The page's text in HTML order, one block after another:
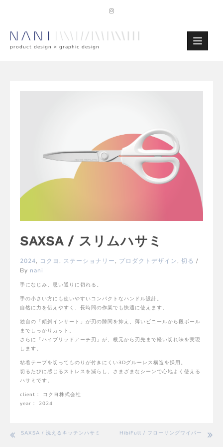
product design × graphic design
SAXSA / スリムハサミ
2024, コクヨ, ステーショナリー, プロダクトデザイン, 切る /
By nani
手になじみ、思い通りに切れる。
手の小さい方にも使いやすいコンパクトなハンドル設計。
自然に力を伝えやすく、長時間の作業でも快適に使えます。
独自の「傾斜インサート」が刃の隙間を抑え、薄いビニールから段ボール
までしっかりカット。
さらに「ハイブリッドアーチ刃」が、根元から刃先まで軽い切れ味を実現
します。
粘着テープを切ってものりが付きにくい3Dグルーレス構造を採用。
切るたびに感じるストレスを減らし、さまざまなシーンで心地よく使える
ハサミです。
client： コクヨ株式会社
year： 2024
投SAXSA / 洗えるキッチンハサミ HibiFull / フローリングワイパー